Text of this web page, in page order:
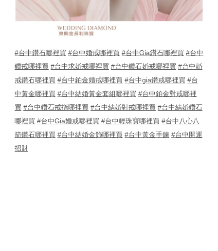
#台中鑽石哪裡買 #台中婚戒哪裡買 #台中Gia鑽石哪裡買 #台中
鑽戒哪裡買 #台中求婚戒哪裡買 #台中鑽石婚戒哪裡買 #台中婚
戒鑽石哪裡買 #台中鉑金婚戒哪裡買 #台中gia鑽戒哪裡買 #台
中黃金哪裡買 #台中結婚黃金套組哪裡買 #台中鉑金對戒哪裡
買 #台中鑽石戒指哪裡買 #台中結婚對戒哪裡買 #台中結婚鑽石
哪裡買 #台中Gia婚戒哪裡買 #台中輕珠寶哪裡買 #台中八心八
箭鑽石哪裡買 #台中結婚金飾哪裡買 #台中黃金手鍊 #台中開運
招財